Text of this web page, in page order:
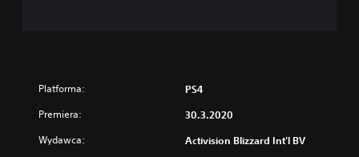
Platforma: PS4
Premiera: 30.3.2020
Wydawca: Activision Blizzard Int'l BV